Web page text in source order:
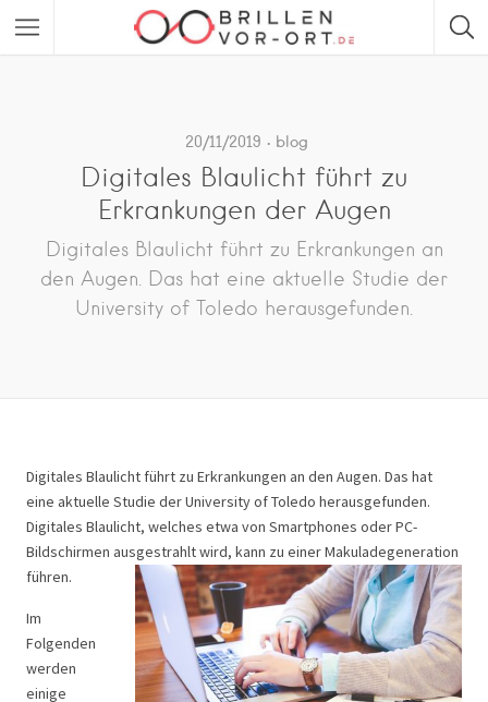
20/11/2019 blog
Digitales Blaulicht führt zu
Erkrankungen der Augen
Digitales Blaulicht führt zu Erkrankungen an
den Augen. Das hat eine aktuelle Studie der
University of Toledo herausgefunden.
Digitales Blaulicht führt zu Erkrankungen an den Augen. Das hat
eine aktuelle Studie der University of Toledo herausgefunden.
Digitales Blaulicht, welches etwa von Smartphones oder PC-
Bildschirmen ausgestrahlt wird, kann zu einer Makuladegeneration
führen.
Im
Folgenden
werden
einige